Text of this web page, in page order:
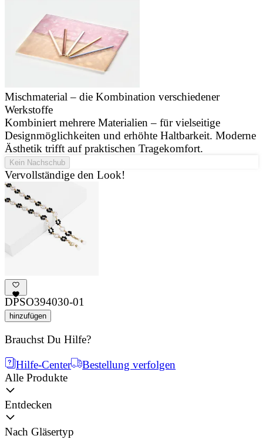
Mischmaterial – die Kombination verschiedener
Werkstoffe
Kombiniert mehrere Materialien – für vielseitige
Designmöglichkeiten und erhöhte Haltbarkeit. Moderne
Ästhetik trifft auf praktischen Tragekomfort.
Kein Nachschub
Vervollständige den Look!
DPSO394030-01
hinzufügen
Brauchst Du Hilfe?
Hilfe-Center
Bestellung verfolgen
Alle Produkte
Entdecken
Nach Gläsertyp